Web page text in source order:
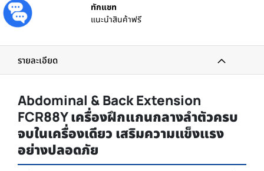
ทักแชท
แนะนำสินค้าฟรี
รายละเอียด
Abdominal & Back Extension
FCR88Y เครื่องฝึกแกนกลางลำตัวครบ
จบในเครื่องเดียว เสริมความแข็งแรง
อย่างปลอดภัย